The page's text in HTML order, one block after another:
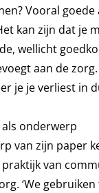
Vooral goede
kan zijn dat je
wellicht
aan de
je je verliest in
onderwerp
van zijn paper
van
‘We gebruiken